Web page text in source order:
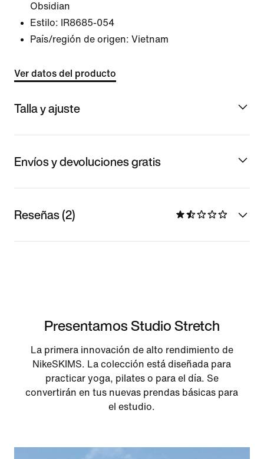
Obsidian
Estilo:
IR8685-054
País/región de origen: Vietnam
Ver datos del producto
Talla y ajuste
Envíos y devoluciones gratis
Reseñas (2)
Presentamos Studio Stretch
La primera innovación de alto rendimiento de
NikeSKIMS. La colección está diseñada para
practicar yoga, pilates o para el día. Se
convertirán en tus nuevas prendas básicas para
el estudio.